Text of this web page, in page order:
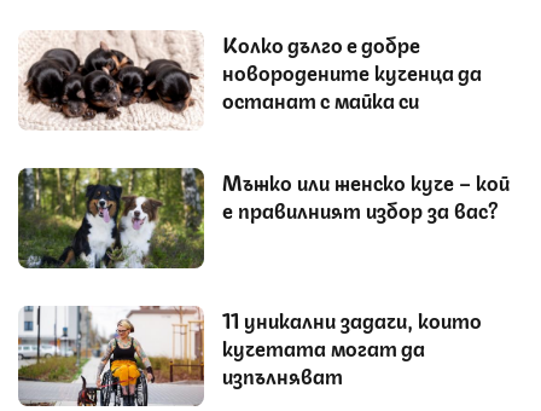
Колко дълго е добре
новородените кученца да
останат с майка си
Мъжко или женско куче – кой
е правилният избор за вас?
11 уникални задачи, които
кучетата могат да
изпълняват